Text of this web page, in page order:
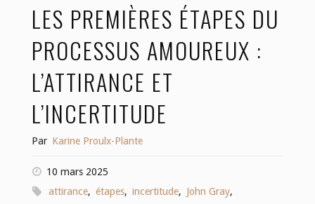
LES PREMIÈRES ÉTAPES DU
PROCESSUS AMOUREUX :
L’ATTIRANCE ET
L’INCERTITUDE
Par Karine Proulx-Plante
10 mars 2025
attirance, étapes, incertitude, John Gray,